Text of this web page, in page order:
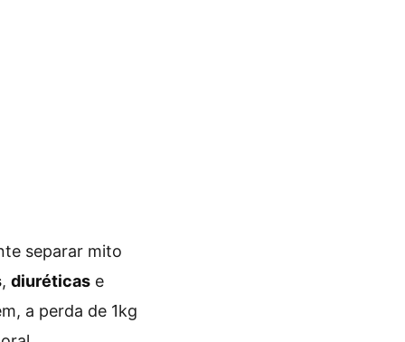
separar mito
, diuréticas e
a perda de 1kg